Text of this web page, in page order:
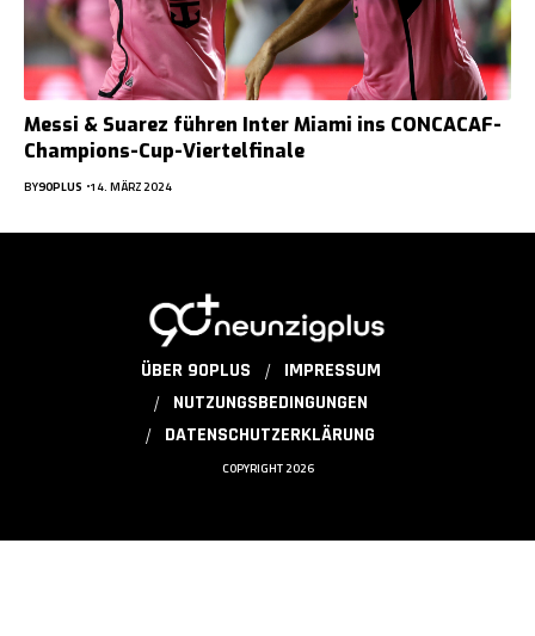
Messi & Suarez führen Inter Miami ins CONCACAF-
Champions-Cup-Viertelfinale
BY90PLUS 14. MÄRZ 2024
ÜBER 90PLUS
IMPRESSUM
NUTZUNGSBEDINGUNGEN
DATENSCHUTZERKLÄRUNG
COPYRIGHT 2026